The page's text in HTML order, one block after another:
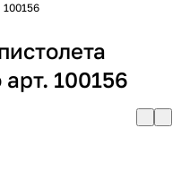
100156
100156